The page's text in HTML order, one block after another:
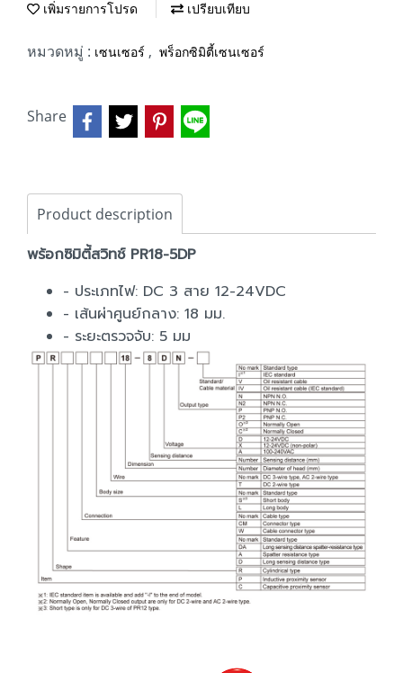
เพิ่มรายการโปรด เปรียบเทียบ
หมวดหมู่ : เซนเซอร์ , พร็อกซิมิตี้เซนเซอร์
Share
Product description
พร้อกซิมิตี้สวิทช์ PR18-5DP
- ประเภทไฟ: DC 3 สาย 12-24VDC
- เส้นผ่าศูนย์กลาง: 18 มม.
- ระยะตรวจจับ: 5 มม